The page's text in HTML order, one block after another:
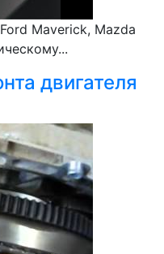
Maverick, Mazda
двигателя